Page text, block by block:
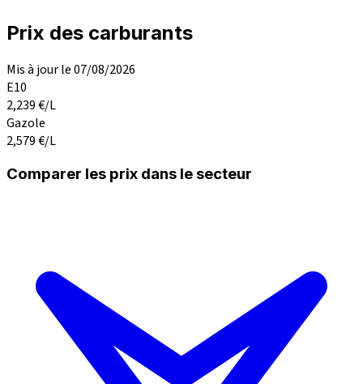
Prix des carburants
Mis à jour le 07/08/2026
E10
2,239€/L
Gazole
2,579€/L
Comparer les prix dans le secteur